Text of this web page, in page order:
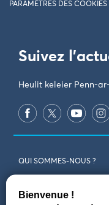
PARAMÈTRES DES COOKIES
Suivez
Heulit keleier Penn-
QUI SOMMES-NOUS ?
REJOIGNEZ-NOUS